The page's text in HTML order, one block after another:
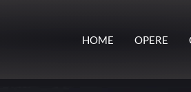
HOME OPERE